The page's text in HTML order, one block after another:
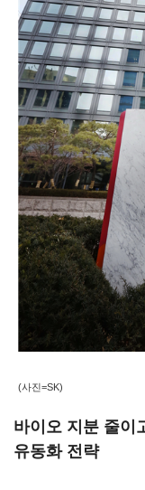
(사진=SK)
바이오 지분 줄이
유동화 전략